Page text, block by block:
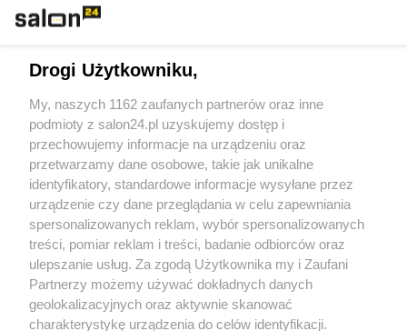
Sport
Społeczeństwo
Kultura
X Facebook Instagram Youtube
Drogi Użytkowniku,
My, naszych 1162 zaufanych partnerów oraz inne
podmioty z salon24.pl uzyskujemy dostęp i
przechowujemy informacje na urządzeniu oraz
przetwarzamy dane osobowe, takie jak unikalne
identyfikatory, standardowe informacje wysyłane przez
urządzenie czy dane przeglądania w celu zapewniania
spersonalizowanych reklam, wybór spersonalizowanych
treści, pomiar reklam i treści, badanie odbiorców oraz
ulepszanie usług. Za zgodą Użytkownika my i Zaufani
Partnerzy możemy używać dokładnych danych
geolokalizacyjnych oraz aktywnie skanować
charakterystykę urządzenia do celów identyfikacji.